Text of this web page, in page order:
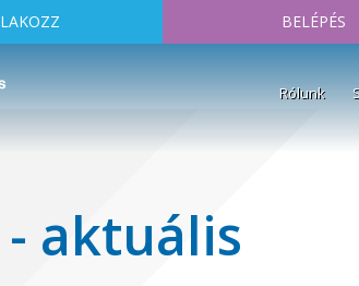
BELÉPÉS
Rólunk
aktuális